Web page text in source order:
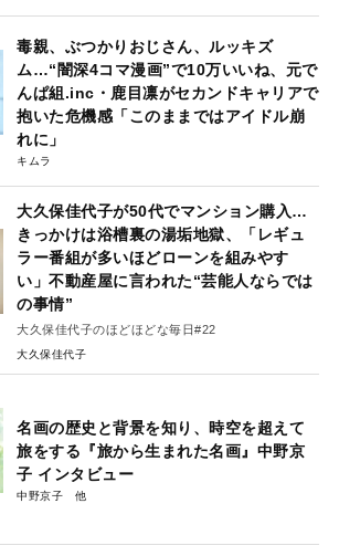
毒親、ぶつかりおじさん、ルッキズ
ム…“闇深4コマ漫画”で10万いいね、元で
んぱ組.inc・鹿目凛がセカンドキャリアで
抱いた危機感「このままではアイドル崩
れに」
キムラ
大久保佳代子が50代でマンション購入…
きっかけは浴槽裏の湯垢地獄、「レギュ
ラー番組が多いほどローンを組みやす
い」不動産屋に言われた“芸能人ならでは
の事情”
大久保佳代子のほどほどな毎日#22
大久保佳代子
名画の歴史と背景を知り、時空を超えて
旅をする『旅から生まれた名画』中野京
子 インタビュー
中野京子